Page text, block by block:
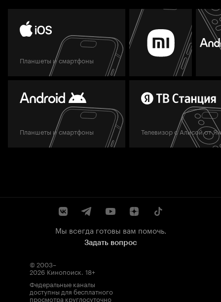
Планшеты и смартфоны
Планшеты и смартфоны Телевизор с Алисой от
Мы всегда готовы вам помочь.
Задать вопрос
© 2003–
2026 Кинопоиск. 18+
Федеральные каналы
доступны для бесплатного
просмотра круглосуточно